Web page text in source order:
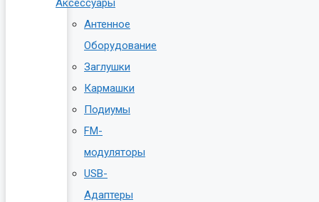
Аксессуары
Антенное
Оборудование
Заглушки
Кармашки
Подиумы
FM-
модуляторы
USB-
Адаптеры